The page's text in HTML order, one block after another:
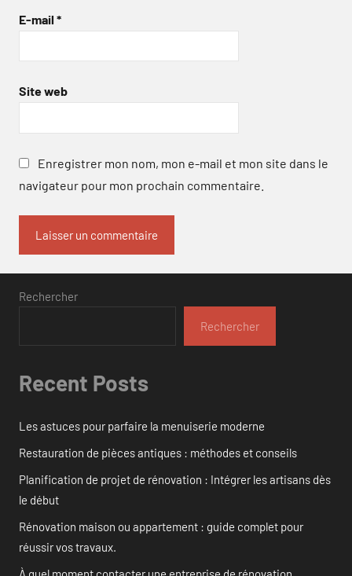
E-mail *
Site web
Enregistrer mon nom, mon e-mail et mon site dans le
navigateur pour mon prochain commentaire.
Rechercher
Rechercher
Recent Posts
Les astuces pour parfaire la menuiserie moderne
Restauration de pièces antiques : méthodes et conseils
Planification de projet de rénovation : Intégrer les artisans dès
le début
Rénovation maison ou appartement : guide complet pour
réussir vos travaux.